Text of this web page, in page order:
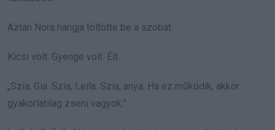
Aztán Nora hangja töltötte be a szobát.
Kicsi volt. Gyenge volt. Élt.
„Szia, Gia. Szia, Leila. Szia, anya. Ha ez működik, akkor
gyakorlatilag zseni vagyok.”